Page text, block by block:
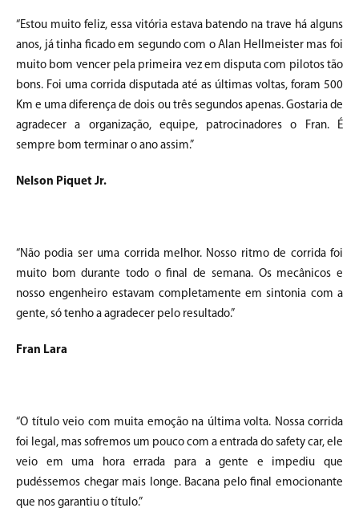
“Estou muito feliz, essa vitória estava batendo na trave há alguns
anos, já tinha ficado em segundo com o Alan Hellmeister mas foi
muito bom vencer pela primeira vez em disputa com pilotos tão
bons. Foi uma corrida disputada até as últimas voltas, foram 500
Km e uma diferença de dois ou três segundos apenas. Gostaria de
agradecer a organização, equipe, patrocinadores o Fran. É
sempre bom terminar o ano assim.”
Nelson Piquet Jr.
“Não podia ser uma corrida melhor. Nosso ritmo de corrida foi
muito bom durante todo o final de semana. Os mecânicos e
nosso engenheiro estavam completamente em sintonia com a
gente, só tenho a agradecer pelo resultado.”
Fran Lara
“O título veio com muita emoção na última volta. Nossa corrida
foi legal, mas sofremos um pouco com a entrada do safety car, ele
veio em uma hora errada para a gente e impediu que
pudéssemos chegar mais longe. Bacana pelo final emocionante
que nos garantiu o título.”